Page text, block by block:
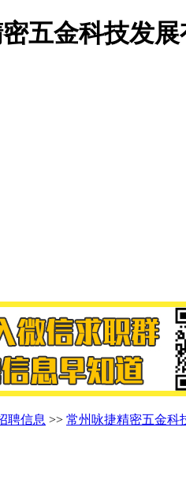
五金科技发
聘信息 >> 常州咏捷精密五金科